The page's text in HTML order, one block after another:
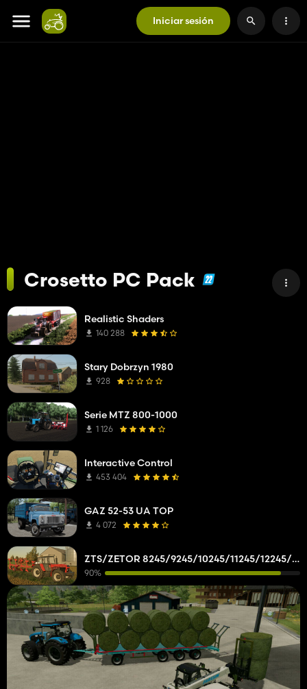
Iniciar sesión
Crosetto PC Pack
Realistic Shaders
140 288
Stary Dobrzyn 1980
928
Serie MTZ 800-1000
1 126
Interactive Control
453 404
GAZ 52-53 UA TOP
4 072
ZTS/ZETOR 8245/9245/10245/11245/12245/14245/16245
90%